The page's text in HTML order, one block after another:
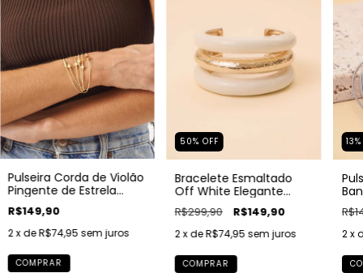
Pulseira Corda de Violão
Pingente de Estrela
Banho Ouro 18k
R$149,90
2x deR$74,95 sem juros
COMPRAR
50% OFF
Bracelete Esmaltado
Off White Elegante
Banho Ouro 18k
R$299,90 R$149,90
2x deR$74,95 sem juros
COMPRAR
13
2 x